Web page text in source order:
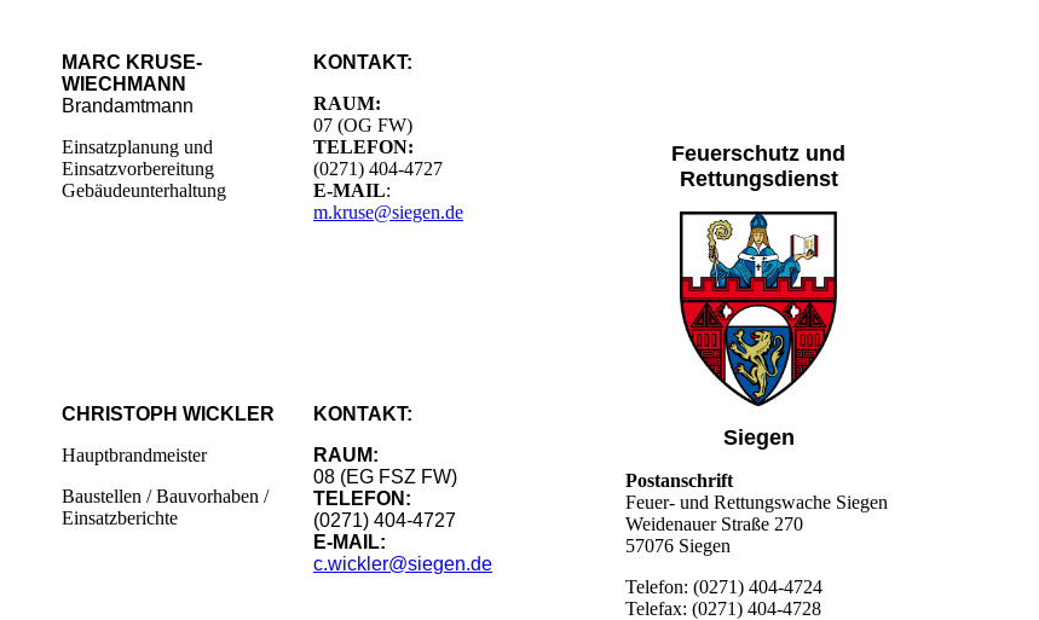
MARC KRUSE-
WIECHMANN
Brandamtmann
Einsatzplanung und
Einsatzvorbereitung
Gebäudeunterhaltung
KONTAKT:
RAUM:
07 (OG FW)
TELEFON:
(0271) 404-4727
E-MAIL:
m.kruse@siegen.de
CHRISTOPH WICKLER
Hauptbrandmeister
Baustellen / Bauvorhaben /
Einsatzberichte
KONTAKT:
RAUM:
08 (EG FSZ FW)
TELEFON:
(0271) 404-4727
E-MAIL:
c.wickler@siegen.de
Feuerschutz und
Rettungsdienst
Siegen
Postanschrift
Feuer- und Rettungswache Siegen
Weidenauer Straße 270
57076 Siegen
Telefon: (0271) 404-4724
Telefax: (0271) 404-4728